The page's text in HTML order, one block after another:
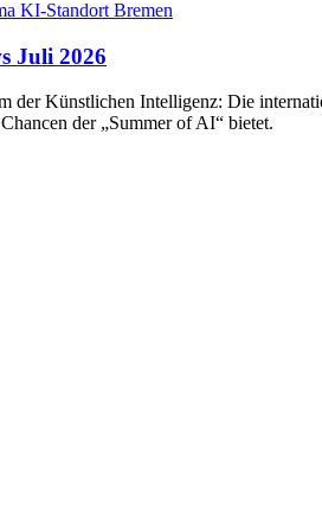
Juli 2026
der Künstlichen Intelligenz: Die
der „Summer of AI“ bietet.